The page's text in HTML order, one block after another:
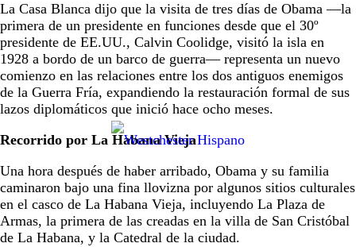
La Casa Blanca dijo que la visita de tres días de Obama —la
primera de un presidente en funciones desde que el 30º
presidente de EE.UU., Calvin Coolidge, visitó la isla en
1928 a bordo de un barco de guerra— representa un nuevo
comienzo en las relaciones entre los dos antiguos enemigos
de la Guerra Fría, expandiendo la restauración formal de sus
lazos diplomáticos que inició hace ocho meses.
Recorrido por La Habana Vieja
Una hora después de haber arribado, Obama y su familia
caminaron bajo una fina llovizna por algunos sitios culturales
en el casco de La Habana Vieja, incluyendo La Plaza de
Armas, la primera de las creadas en la villa de San Cristóbal
de La Habana, y la Catedral de la ciudad.